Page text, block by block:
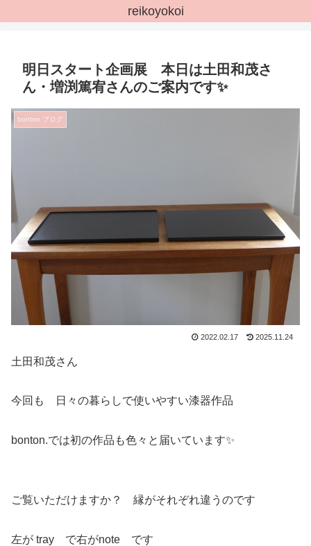
reikoyokoi
明日スタート企画展 本日は土田和茂さ
ん・増渕篤宥さんのご案内です✨
bonton.ブログ
2022.02.17 2025.11.24
土田和茂さん
今回も 日々の暮らしで使いやすい漆器作品
bonton.では初の作品も色々と届いています✨
ご覧いただけますか？ 縁がそれぞれ違うのです
左が tray で右がnote です